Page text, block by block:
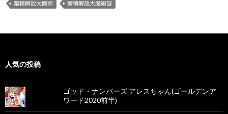
蓄積解放大魔術 蓄積解放大魔術破
人気の投稿
ゴッド・ナンバーズ アレスちゃん(ゴールデンア
ワード2020前半)